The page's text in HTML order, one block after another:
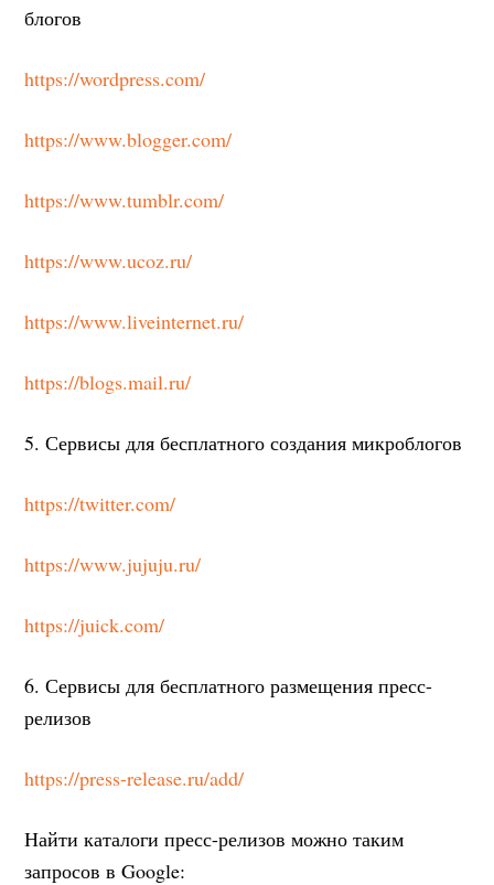
блогов
https://wordpress.com/
https://www.blogger.com/
https://www.tumblr.com/
https://www.ucoz.ru/
https://www.liveinternet.ru/
https://blogs.mail.ru/
5. Сервисы для бесплатного создания микроблогов
https://twitter.com/
https://www.jujuju.ru/
https://juick.com/
6. Сервисы для бесплатного размещения пресс-
релизов
https://press-release.ru/add/
Найти каталоги пресс-релизов можно таким
запросов в Google: